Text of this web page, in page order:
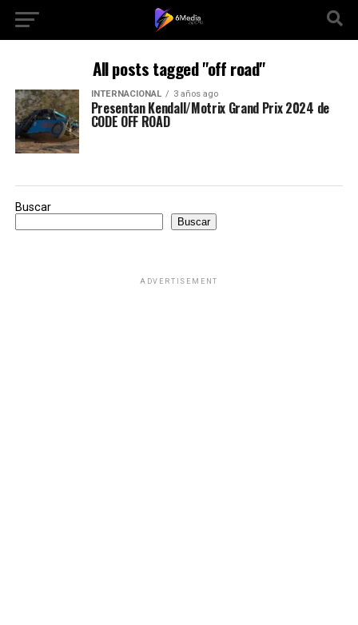
All posts tagged "off road"
INTERNACIONAL 3 años ago
Presentan Kendall/Motrix Grand Prix 2024 de
CODE OFF ROAD
Buscar
Buscar
ADVERTISEMENT